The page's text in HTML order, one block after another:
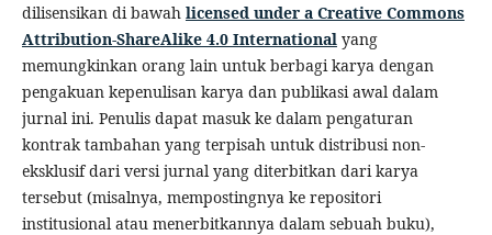
dilisensikan di bawah licensed under a Creative Commons
Attribution-ShareAlike 4.0 Internationalyang
memungkinkan orang lain untuk berbagi karya dengan
pengakuan kepenulisan karya dan publikasi awal dalam
jurnal ini. Penulis dapat masuk ke dalam pengaturan
kontrak tambahan yang terpisah untuk distribusi non-
eksklusif dari versi jurnal yang diterbitkan dari karya
tersebut (misalnya, mempostingnya ke repositori
institusional atau menerbitkannya dalam sebuah buku),